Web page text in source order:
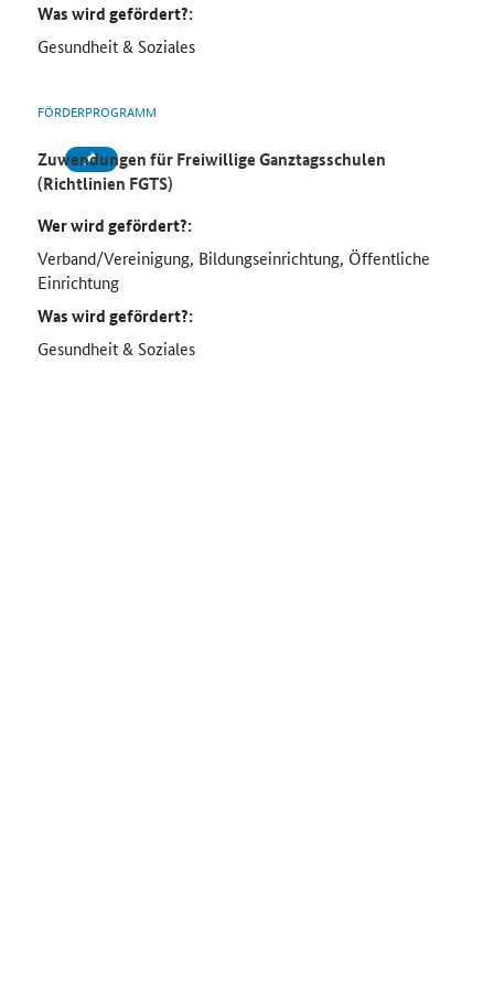
Was wird gefördert?:
Gesundheit & Soziales
FÖRDERPROGRAMM
Zuwendungen für Freiwillige Ganztagsschulen
(Richtlinien FGTS)
Wer wird gefördert?:
Verband/Vereinigung, Bildungseinrichtung, Öffentliche
Einrichtung
Was wird gefördert?:
Gesundheit & Soziales